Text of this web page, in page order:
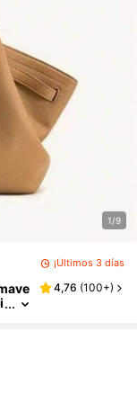
1/9
¡Últimos 3 días
4,76 (100+)